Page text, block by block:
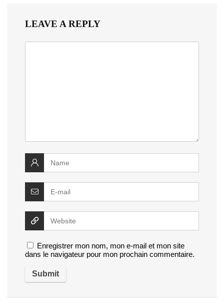
LEAVE A REPLY
Enregistrer mon nom, mon e-mail et mon site
dans le navigateur pour mon prochain commentaire.